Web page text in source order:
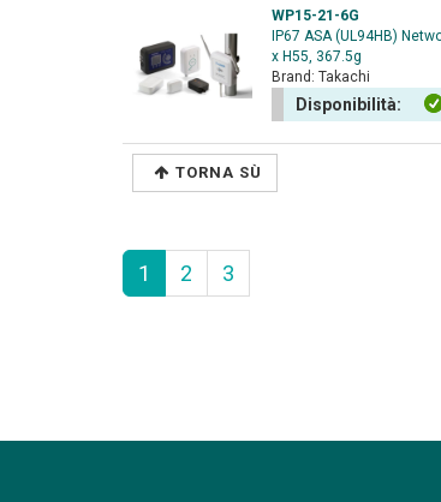
WP15-21-6G
IP67 ASA (UL94HB)
x H55, 367.5g
Brand: Takachi
Disponibilità:
TORNA SÙ
1 2 3